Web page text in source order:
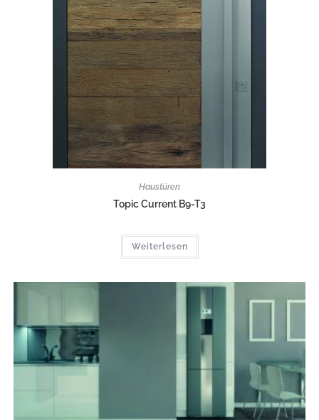
Haustüren
Topic Current B9-T3
Weiterlesen